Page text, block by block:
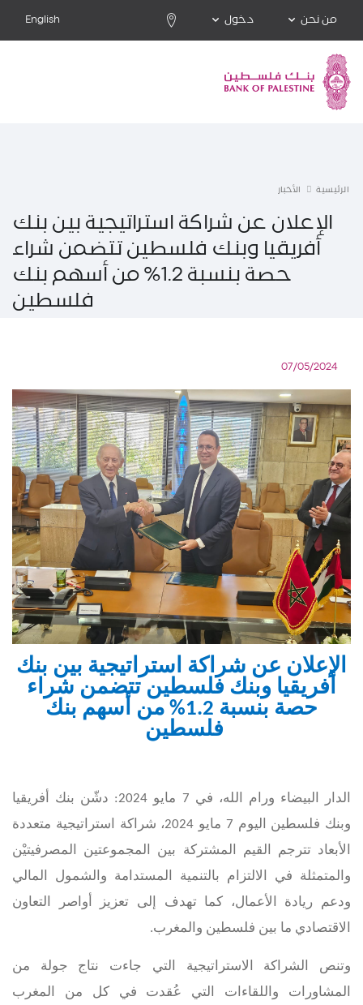
من نحن دخول English
الرئيسية الأخبار
الإعلان عن شراكة استراتيجية بين بنك
أفريقيا وبنك فلسطين تتضمن شراء
حصة بنسبة 1.2% من أسهم بنك
فلسطين
07/05/2024
الإعلان عن شراكة استراتيجية بين بنك
أفريقيا وبنك فلسطين تتضمن شراء
حصة بنسبة 1.2% من أسهم بنك
فلسطين
الدار البيضاء ورام الله، في 7 مايو 2024: دشّن بنك أفريقيا
وبنك فلسطين اليوم 7 مايو 2024، شراكة استراتيجية متعددة
الأبعاد تترجم القيم المشتركة بين المجموعتين المصرفيتيْن
والمتمثلة في الالتزام بالتنمية المستدامة والشمول المالي
ودعم ريادة الأعمال، كما تهدف إلى تعزيز أواصر التعاون
الاقتصادي ما بين فلسطين والمغرب.
وتنص الشراكة الاستراتيجية التي جاءت نتاج جولة من
المشاورات واللقاءات التي عُقدت في كل من المغرب